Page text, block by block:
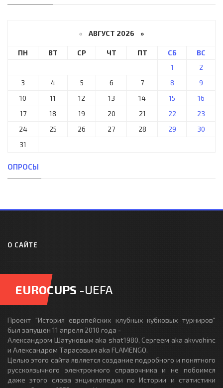
« АВГУСТ 2026 »
ПН ВТ СР ЧТ ПТ СБ
ВС
1
2
3
4 5 6 7 8
9
10
11 12 13 14 15
16
17
18 19 20 21 22
23
24
25 26 27 28 29
30
31
ОПРОСЫ
О САЙТЕ
EUROCUPS -UEFA
Проект "История европейских клубных кубковых турниров"
был запущен 11 апреля 2010 года -
Александром Шатуновым aka shat1980, Сергеем aka akvvohinc
и Александром Тарасовым aka FLAMENGO.
Целью этого сайта является создание подробного и понятного
русскоязычного электронного справочника и не побоимся
даже этого слова энциклопедии по Истории и статистики